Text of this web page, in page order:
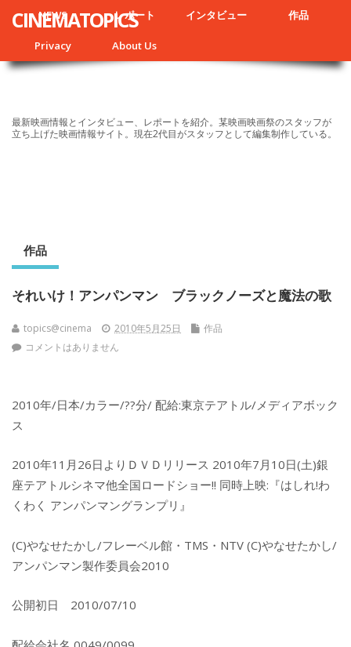
NEWS レポート インタビュー 作品
Privacy About Us
CINEMATOPICS
最新映画情報とインタビュー、レポートを紹介。某映画映画祭のスタッフが
立ち上げた映画情報サイト。現在2代目がスタッフとして編集制作している。
作品
それいけ！アンパンマン ブラックノーズと魔法の歌
topics@cinema 2010年5月25日
作品
コメントはありません
2010年/日本/カラー/??分/ 配給:東京テアトル/メディアボック
ス
2010年11月26日よりＤＶＤリリース 2010年7月10日(土)銀
座テアトルシネマ他全国ロードショー!! 同時上映:『はしれ!わ
くわく アンパンマングランプリ』
(C)やなせたかし/フレーベル館・TMS・NTV (C)やなせたかし/
アンパンマン製作委員会2010
公開初日 2010/07/10